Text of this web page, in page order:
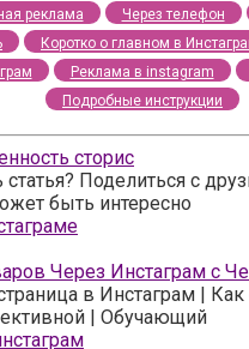
реклама Через телефон
Коротко о главном в
Реклама в instagram
Подробные инструкции
сторис
Поделиться с
быть интересно
Через Инстаграм с
в Инстаграм | Как
| Обучающий